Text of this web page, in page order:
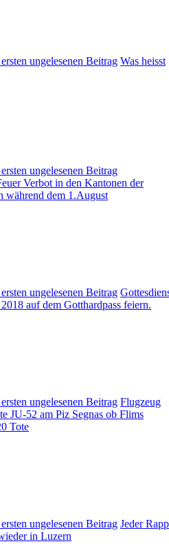
Was heisst
Verbot in den Kantonen der
während dem 1.August
auf dem Gotthardpass feiern.
Flugzeug
JU-52 am Piz Segnas ob Flims
Tote
Jeder
in Luzern